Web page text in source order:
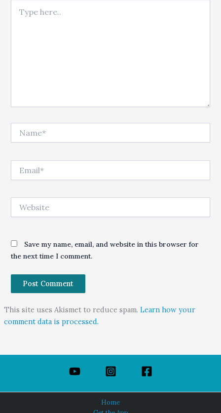
Save my name, email, and website in this browser for
the next time I comment.
This site uses Akismet to reduce spam. Learn how your
comment data is processed.
Home